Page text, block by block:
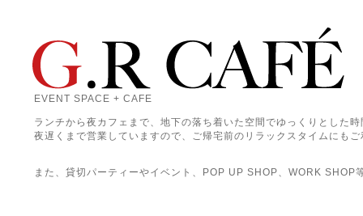
EVENT SPACE + CAFE
ランチから夜カフェまで、地下の落ち着いた空間でゆっくりとした
夜遅くまで営業していますので、ご帰宅前のリラックスタイムにも
また、貸切パーティーやイベント、POP UP SHOP、WORK SHOP